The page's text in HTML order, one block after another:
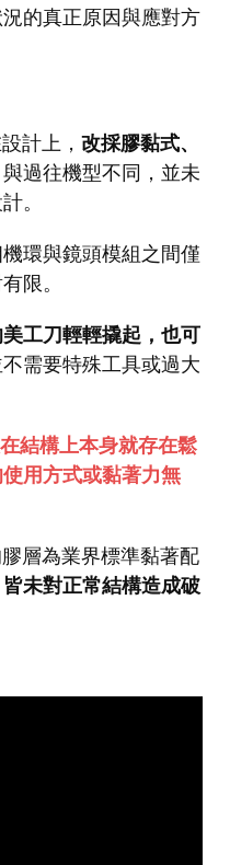
的真正原因與應對方
計上， 改採膠黏式、
過往機型不同，並未
。
環與鏡頭模組之間僅
限。
工刀輕輕撬起，也可
需要特殊工具或過大
結構上本身就存在鬆
用方式或黏著力無
層為業界標準黏著配
未對正常結構造成破